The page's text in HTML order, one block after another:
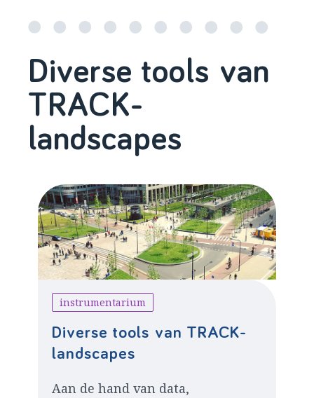
Diverse tools van
TRACK-
landscapes
instrumentarium
Diverse tools van TRACK-
landscapes
Aan de hand van data,